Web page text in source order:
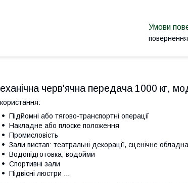
черв'ячна передача 1000 кг,
Підйомні або тягово-транспортні операції
Накладне або плоске положення
Промисловість
Зали вистав: театральні декорації, сценічне
Водопідготовка, водойми
Спортивні зали
Підвісні люстри ...